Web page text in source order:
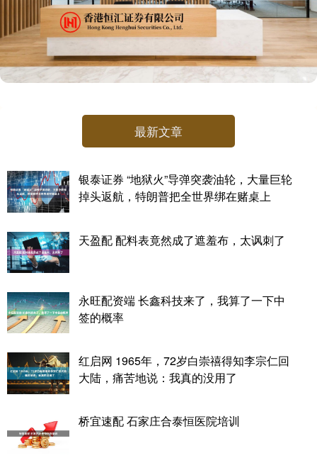
最新文章
银泰证券 “地狱火”导弹突袭油轮，大量巨轮
掉头返航，特朗普把全世界绑在赌桌上
天盈配 配料表竟然成了遮羞布，太讽刺了
永旺配资端 长鑫科技来了，我算了一下中
签的概率
红启网 1965年，72岁白崇禧得知李宗仁回
大陆，痛苦地说：我真的没用了
桥宜速配 石家庄合泰恒医院培训